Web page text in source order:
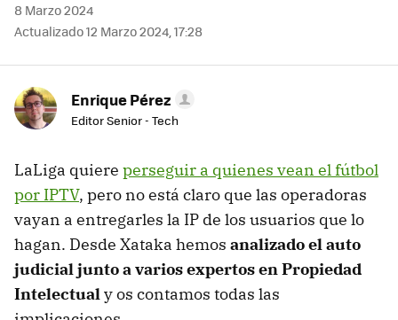
8 Marzo 2024
Actualizado 12 Marzo 2024, 17:28
Enrique Pérez
Editor Senior - Tech
LaLiga quiere perseguir a quienes vean el fútbol
por IPTV, pero no está claro que las operadoras
vayan a entregarles la IP de los usuarios que lo
hagan. Desde Xataka hemos analizado el auto
judicial junto a varios expertos en Propiedad
Intelectualy os contamos todas las